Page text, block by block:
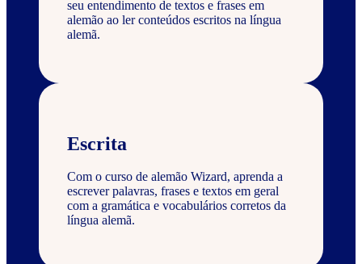
seu entendimento de textos e frases em
alemão ao ler conteúdos escritos na língua
alemã.
Escrita
Com o curso de alemão Wizard, aprenda a
escrever palavras, frases e textos em geral
com a gramática e vocabulários corretos da
língua alemã.